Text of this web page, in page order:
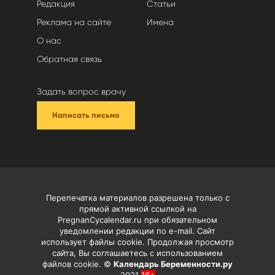
Редакция
Реклама на сайте
О нас
Обратная связь
Статьи
Имена
Задать вопрос врачу
Написать письмо
Перепечатка материалов разрешена только с
прямой активной ссылкой на
PregnanCycalendar.ru при обязательном
уведомлении редакции по e-mail. Сайт
использует файлы cookie. Продолжая просмотр
сайта, Вы соглашаетесь с использованием
файлов cookie. © Календарь Беременности.ру